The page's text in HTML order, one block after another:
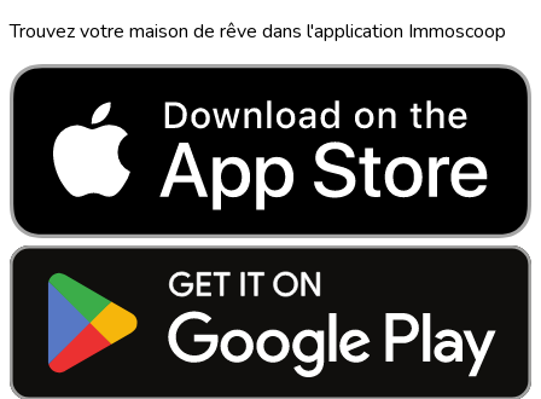
Trouvez votre maison de rêve dans l'application Immoscoop